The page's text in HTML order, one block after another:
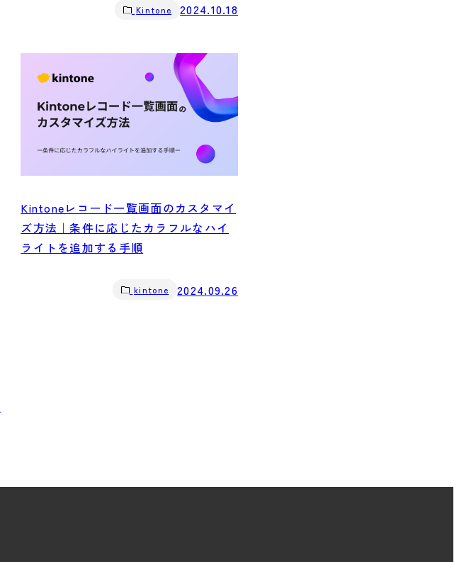
Kintone 2024.10.18
Kintoneレコード一覧画面のカスタマイ
ズ方法｜条件に応じたカラフルなハイ
ライトを追加する手順
kintone 2024.09.26